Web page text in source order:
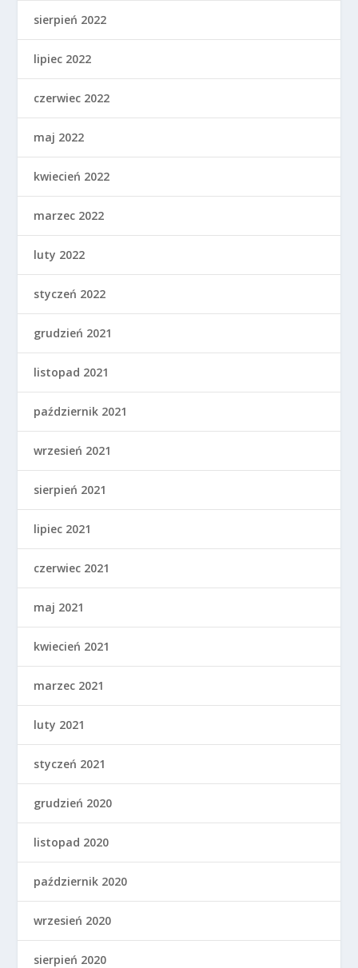
sierpień 2022
lipiec 2022
czerwiec 2022
maj 2022
kwiecień 2022
marzec 2022
luty 2022
styczeń 2022
grudzień 2021
listopad 2021
październik 2021
wrzesień 2021
sierpień 2021
lipiec 2021
czerwiec 2021
maj 2021
kwiecień 2021
marzec 2021
luty 2021
styczeń 2021
grudzień 2020
listopad 2020
październik 2020
wrzesień 2020
sierpień 2020